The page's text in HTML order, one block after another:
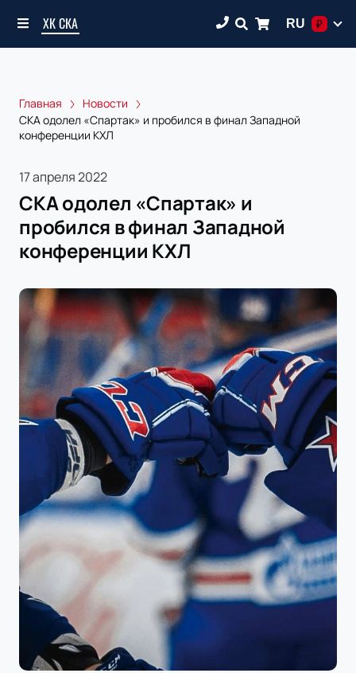
ХК СКА RU ₽
Главная
Новости
СКА одолел «Спартак» и пробился в финал Западной
конференции КХЛ
17 апреля 2022
СКА одолел «Спартак» и
пробился в финал Западной
конференции КХЛ